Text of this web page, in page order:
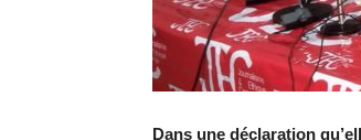
Dans une déclaration